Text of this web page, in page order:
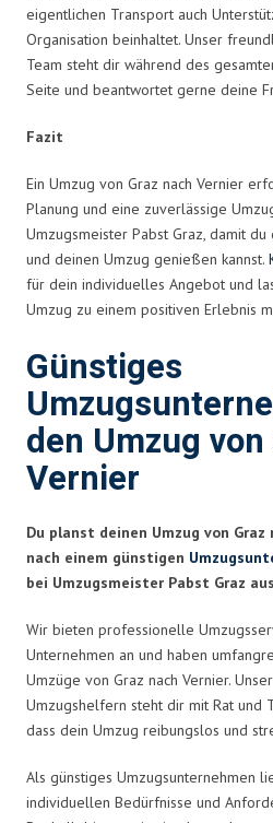
eigentlichen Transport auch
Organisation beinhaltet. Unser
Team steht dir während des
Seite und beantwortet gerne deine
Fazit
Ein Umzug von Graz nach Vernier
Planung und eine zuverlässige
Umzugsmeister Pabst Graz, damit
und deinen Umzug genießen kannst.
für dein individuelles Angebot und
Umzug zu einem positiven Erlebnis
Günstiges
den Umzug
Vernier
Du planst deinen Umzug von
nach einem günstigen
bei Umzugsmeister Pabst Graz
Wir bieten professionelle
Unternehmen an und haben
Umzüge von Graz nach Vernier.
Umzugshelfern steht dir mit Rat und
dass dein Umzug reibungslos und
Als günstiges Umzugsunternehmen
individuellen Bedürfnisse und